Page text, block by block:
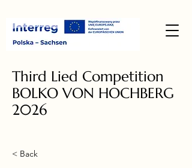
Third Lied Competition
BOLKO VON HOCHBERG
2026
< Back